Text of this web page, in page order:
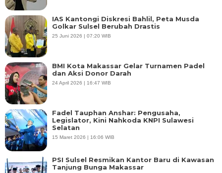
IAS Kantongi Diskresi Bahlil, Peta Musda
Golkar Sulsel Berubah Drastis
25 Juni 2026 | 07:20 WIB
BMI Kota Makassar Gelar Turnamen Padel
dan Aksi Donor Darah
24 April 2026 | 16:47 WIB
Fadel Tauphan Anshar: Pengusaha,
Legislator, Kini Nahkoda KNPI Sulawesi
Selatan
15 Maret 2026 | 16:06 WIB
PSI Sulsel Resmikan Kantor Baru di Kawasan
Tanjung Bunga Makassar